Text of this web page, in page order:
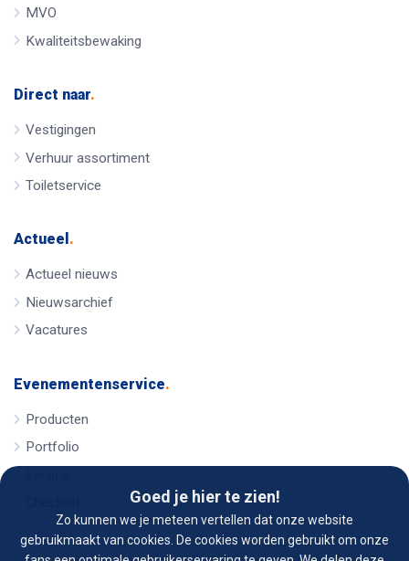
Goed je hier te zien!
Zo kunnen we je meteen vertellen dat onze website
gebruikmaakt van cookies. De cookies worden gebruikt om onze
MVO
Kwaliteitsbewaking
Direct naar.
Vestigingen
Verhuur assortiment
Toiletservice
Actueel .
Actueel nieuws
Nieuwsarchief
Vacatures
Evenementenservice.
Producten
Portfolio